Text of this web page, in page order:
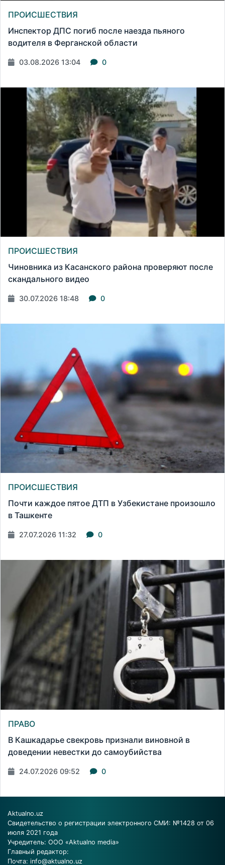
ПРОИСШЕСТВИЯ
Инспектор ДПС погиб после наезда пьяного
водителя в Ферганской области
03.08.2026 13:04 0
ПРОИСШЕСТВИЯ
Чиновника из Касанского района проверяют после
скандального видео
30.07.2026 18:48 0
ПРОИСШЕСТВИЯ
Почти каждое пятое ДТП в Узбекистане произошло
в Ташкенте
27.07.2026 11:32 0
ПРАВО
В Кашкадарье свекровь признали виновной в
доведении невестки до самоубийства
24.07.2026 09:52 0
Aktualno.uz
Свидетельство о регистрации электронного СМИ: №1428 от 06
июля 2021 года
Учредитель: ООО «Aktualno media»
Главный редактор:
Почта: info@aktualno.uz